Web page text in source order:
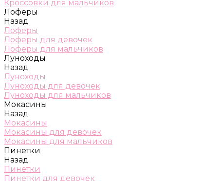
Кроссовки для мальчиков
Лоферы
Назад
Лоферы
Лоферы для девочек
Лоферы для мальчиков
Луноходы
Назад
Луноходы
Луноходы для девочек
Луноходы для мальчиков
Мокасины
Назад
Мокасины
Мокасины для девочек
Мокасины для мальчиков
Пинетки
Назад
Пинетки
Пинетки для девочек